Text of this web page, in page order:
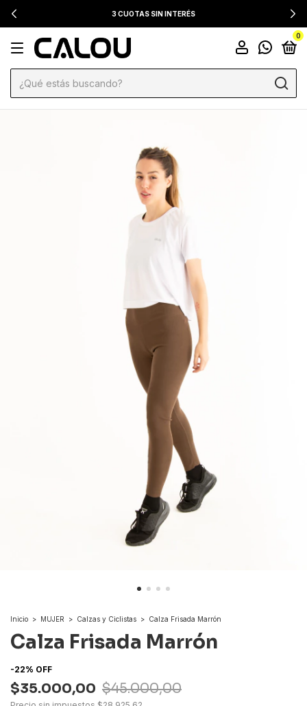
3 CUOTAS SIN INTERÉS
0
Inicio > MUJER > Calzas y Ciclistas > Calza Frisada Marrón
Calza Frisada Marrón
-22% OFF
$35.000,00 $45.000,00